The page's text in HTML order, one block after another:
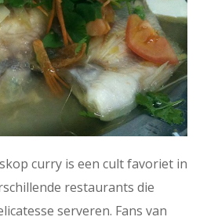
curry is een cult favoriet in
restaurants die
serveren. Fans van